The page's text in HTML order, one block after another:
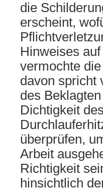
die
erscheint,
Hinweises
vermochte
davon spricht
des
Dichtigkeit
überprüfen,
Arbeit
Richtigkeit
hinsichtlich